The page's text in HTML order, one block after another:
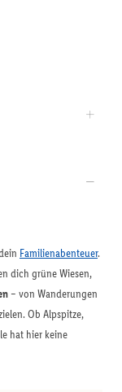
Familienabenteuer.
dich grüne Wiesen,
– von Wanderungen
Ob Alpspitze,
hat hier keine